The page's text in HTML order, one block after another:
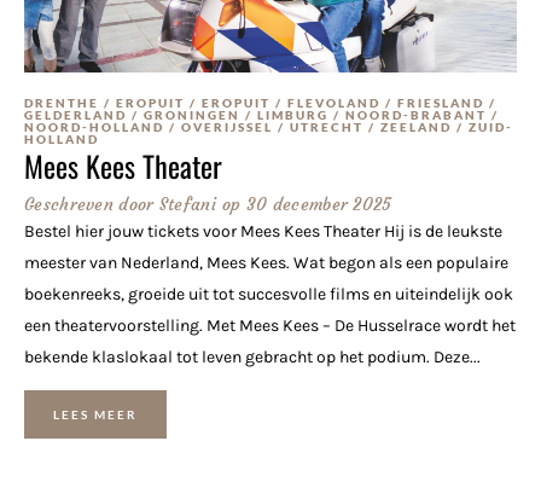
DRENTHE / EROPUIT / EROPUIT / FLEVOLAND / FRIESLAND /
GELDERLAND / GRONINGEN / LIMBURG / NOORD-BRABANT /
NOORD-HOLLAND / OVERIJSSEL / UTRECHT / ZEELAND / ZUID-
HOLLAND
Mees Kees Theater
Geschreven doorStefani op 30 december 2025
Bestel hier jouw tickets voor Mees Kees Theater Hij is de leukste
meester van Nederland, Mees Kees. Wat begon als een populaire
boekenreeks, groeide uit tot succesvolle films en uiteindelijk ook
een theatervoorstelling. Met Mees Kees – De Husselrace wordt het
bekende klaslokaal tot leven gebracht op het podium. Deze...
LEES MEER